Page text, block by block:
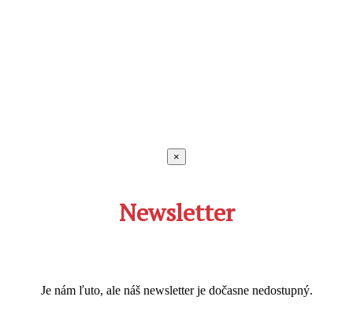
×
Newsletter
Je nám ľuto, ale náš newsletter je dočasne nedostupný.